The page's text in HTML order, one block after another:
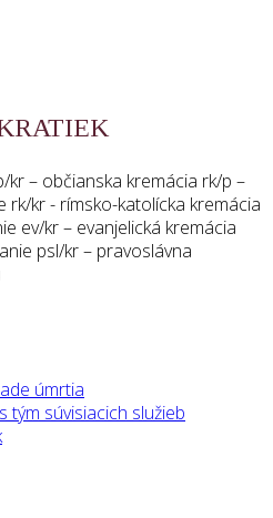
– občianska kremácia rk/p –
rk/kr - rímsko-katolícka kremácia
ev/kr – evanjelická kremácia
psl/kr – pravoslávna
úmrtia
tým súvisiacich služieb